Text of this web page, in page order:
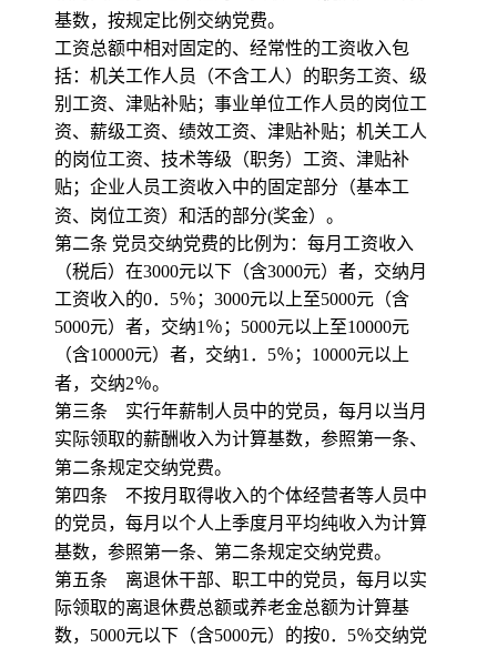
基数，按规定比例交纳党费。
工资总额中相对固定的、经常性的工资收入包
括：机关工作人员（不含工人）的职务工资、级
别工资、津贴补贴；事业单位工作人员的岗位工
资、薪级工资、绩效工资、津贴补贴；机关工人
的岗位工资、技术等级（职务）工资、津贴补
贴；企业人员工资收入中的固定部分（基本工
资、岗位工资）和活的部分(奖金）。
第二条 党员交纳党费的比例为：每月工资收入
（税后）在3000元以下（含3000元）者，交纳月
工资收入的0． 5％；3000元以上至5000元（含
5000元）者，交纳1 ％； 5000元以上至10000元
（含10000元）者，交纳1 ． 5％； 10000元以上
者，交纳2％。
第三条 实行年薪制人员中的党员，每月以当月
实际领取的薪酬收入为计算基数，参照第一条、
第二条规定交纳党费。
第四条 不按月取得收入的个体经营者等人员中
的党员，每月以个人上季度月平均纯收入为计算
基数，参照第一条、第二条规定交纳党费。
第五条 离退休干部、职工中的党员，每月以实
际领取的离退休费总额或养老金总额为计算基
数， 5000元以下（含5000元）的按0． 5％交纳党